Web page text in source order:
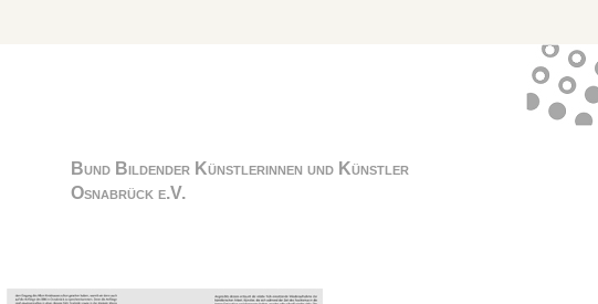
Bund Bildender Künstlerinnen und Künstler
Osnabrück e.V.